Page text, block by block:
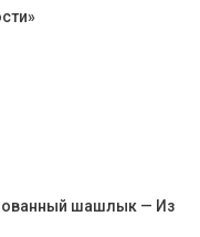
шашлык — Из